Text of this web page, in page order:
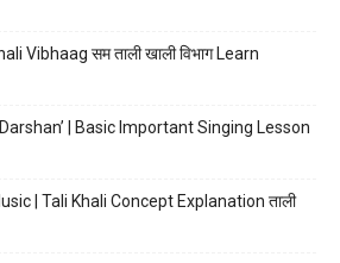
Vibhaag सम ताली खाली विभाग Learn
| Basic Important Singing Lesson
| Tali Khali Concept Explanation ताली